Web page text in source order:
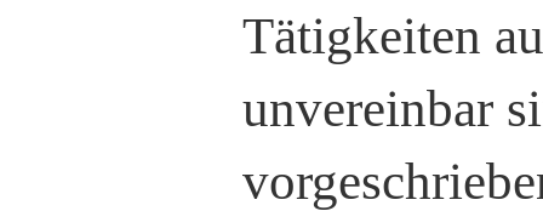
Tätigkeiten
unvereinbar